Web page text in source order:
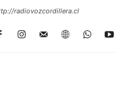
radiovozcordillera.cl